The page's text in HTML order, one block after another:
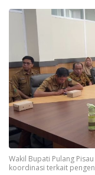
Wakil Bupati Pulang
koordinasi terkait